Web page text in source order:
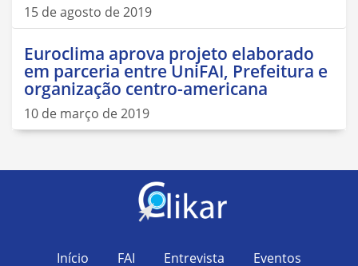
15 de agosto de 2019
Euroclima aprova projeto elaborado
em parceria entre UniFAI, Prefeitura e
organização centro-americana
10 de março de 2019
Início FAI Entrevista Eventos